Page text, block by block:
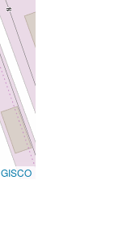
GISCO